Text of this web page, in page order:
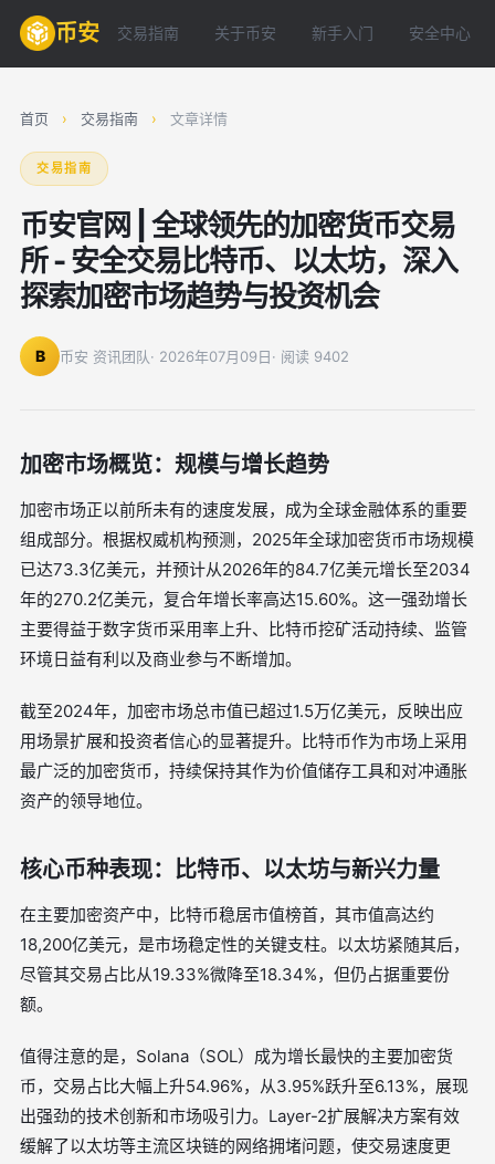
币安 交易指南 关于币安 新手入门 安全中心
首页 › 交易指南 › 文章详情
交易指南
币安官网 | 全球领先的加密货币交易
所 - 安全交易比特币、以太坊，深入
探索加密市场趋势与投资机会
B 币安 资讯团队· 2026年07月09日· 阅读 9402
加密市场概览：规模与增长趋势
加密市场正以前所未有的速度发展，成为全球金融体系的重要
组成部分。根据权威机构预测，2025年全球加密货币市场规模
已达73.3亿美元，并预计从2026年的84.7亿美元增长至2034
年的270.2亿美元，复合年增长率高达15.60%。这一强劲增长
主要得益于数字货币采用率上升、比特币挖矿活动持续、监管
环境日益有利以及商业参与不断增加。
截至2024年，加密市场总市值已超过1.5万亿美元，反映出应
用场景扩展和投资者信心的显著提升。比特币作为市场上采用
最广泛的加密货币，持续保持其作为价值储存工具和对冲通胀
资产的领导地位。
核心币种表现：比特币、以太坊与新兴力量
在主要加密资产中，比特币稳居市值榜首，其市值高达约
18,200亿美元，是市场稳定性的关键支柱。以太坊紧随其后，
尽管其交易占比从19.33%微降至18.34%，但仍占据重要份
额。
值得注意的是，Solana（SOL）成为增长最快的主要加密货
币，交易占比大幅上升54.96%，从3.95%跃升至6.13%，展现
出强劲的技术创新和市场吸引力。Layer-2扩展解决方案有效
缓解了以太坊等主流区块链的网络拥堵问题，使交易速度更